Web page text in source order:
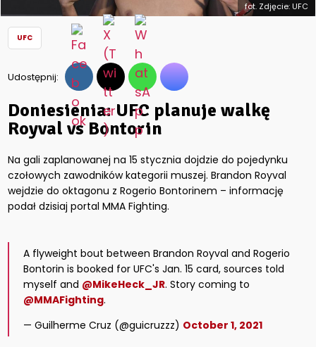
fot. Zdjęcie: UFC
UFC
Udostępnij:
Doniesienia: UFC planuje walkę
Royval vs Bontorin
Na gali zaplanowanej na 15 stycznia dojdzie do pojedynku
czołowych zawodników kategorii muszej. Brandon Royval
wejdzie do oktagonu z Rogerio Bontorinem – informację
podał dzisiaj portal MMA Fighting.
A flyweight bout between Brandon Royval and Rogerio
Bontorin is booked for UFC's Jan. 15 card, sources told
myself and @MikeHeck_JR. Story coming to
@MMAFighting.
— Guilherme Cruz (@guicruzzz) October 1, 2021